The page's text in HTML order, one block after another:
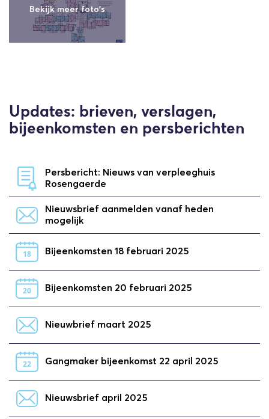
Updates: brieven, verslagen,
bijeenkomsten en persberichten
Persbericht: Nieuws van verpleeghuis
Rosengaerde
Nieuwsbrief aanmelden vanaf heden
mogelijk
18 Bijeenkomsten 18 februari 2025
20 Bijeenkomsten 20 februari 2025
Nieuwbrief maart 2025
22 Gangmaker bijeenkomst 22 april 2025
Nieuwsbrief april 2025